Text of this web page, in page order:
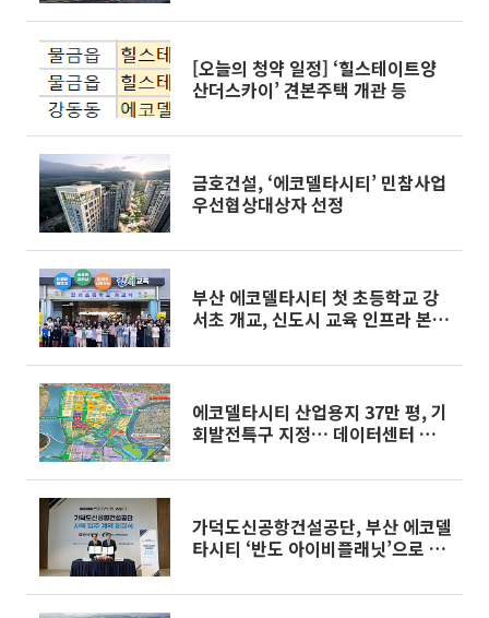
[오늘의 청약 일정] ‘힐스테이트양
산더스카이’ 견본주택 개관 등
금호건설, ‘에코델타시티’ 민참사업
우선협상대상자 선정
부산 에코델타시티 첫 초등학교 강
서초 개교, 신도시 교육 인프라 본격
에코델타시티 산업용지 37만 평, 기
회발전특구 지정… 데이터센터 중심
가덕도신공항건설공단, 부산 에코델
타시티 ‘반도 아이비플래닛’으로 사